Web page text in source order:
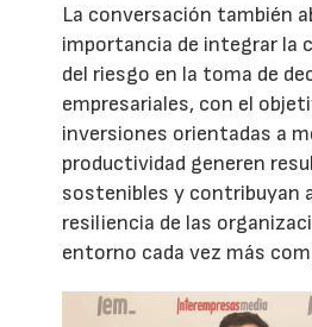
La conversación también
importancia de integrar la
del riesgo en la toma de
empresariales, con el
inversiones orientadas a
productividad generen
sostenibles y contribuyan
resiliencia de las
entorno cada vez más